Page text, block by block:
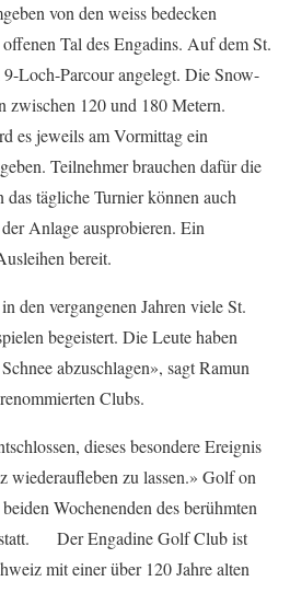
von den weiss bedecken
Tal des Engadins. Auf dem St.
Loch-Parcour angelegt. Die Snow-
zwischen 120 und 180 Metern.
es jeweils am Vormittag ein
Teilnehmer brauchen dafür die
tägliche Turnier können auch
Anlage ausprobieren. Ein
bereit.
den vergangenen Jahren viele St.
begeistert. Die Leute haben
abzuschlagen», sagt Ramun
Clubs.
dieses besondere Ereignis
wiederaufleben zu lassen.» Golf on
Wochenenden des berühmten
statt. Der Engadine Golf Club ist
mit einer über 120 Jahre alten